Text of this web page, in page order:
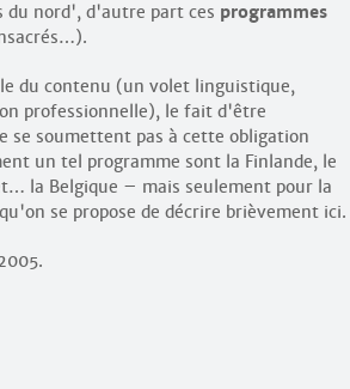
du nord', d'autre part ces programmes
du contenu (un volet linguistique,
professionnelle), le fait d'être
se soumettent pas à cette obligation
un tel programme sont la Finlande, le
la Belgique – mais seulement pour la
se propose de décrire brièvement ici.